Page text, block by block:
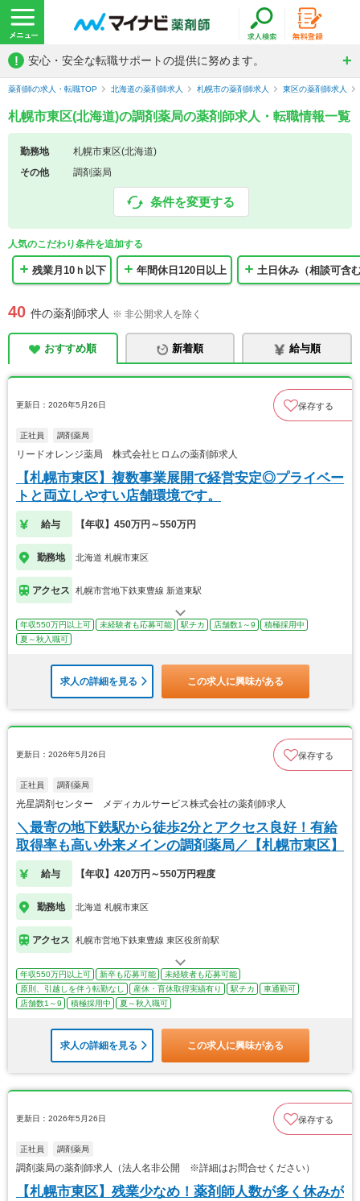
! 安心・安全な転職サポートの提供に努めます。
薬剤師の求人・転職TOP 北海道の薬剤師求人 札幌市の薬剤師求人 東区の薬剤師求人
札幌市東区(北海道)の調剤薬局の薬剤師求人・転職情報一覧
勤務地
札幌市東区(北海道)
その他
調剤薬局
条件を変更する
人気のこだわり条件を追加する
残業月10ｈ以下 年間休日120日以上 土日休み（相談可含
40 件の薬剤師求人 ※ 非公開求人を除く
おすすめ順 新着順 給与順
更新日：2026年5月26日 保存する
正社員 調剤薬局
リードオレンジ薬局 株式会社ヒロムの薬剤師求人
【札幌市東区】複数事業展開で経営安定◎プライベー
トと両立しやすい店舗環境です。
給与 【年収】450万円～550万円
勤務地 北海道 札幌市東区
アクセス 札幌市営地下鉄東豊線 新道東駅
年収550万円以上可 未経験者も応募可能 駅チカ 店舗数1～9
積極採用中
夏～秋入職可
求人の詳細を見る この求人に興味がある
更新日：2026年5月26日 保存する
正社員 調剤薬局
光星調剤センター メディカルサービス株式会社の薬剤師求人
＼最寄の地下鉄駅から徒歩2分とアクセス良好！有給
取得率も高い外来メインの調剤薬局／【札幌市東区】
給与 【年収】420万円～550万円程度
勤務地 北海道 札幌市東区
アクセス 札幌市営地下鉄東豊線 東区役所前駅
年収550万円以上可 新卒も応募可能
未経験者も応募可能
原則、引越しを伴う転勤なし
産休・育休取得実績有り 駅チカ
車通勤可
店舗数1～9
積極採用中 夏～秋入職可
求人の詳細を見る この求人に興味がある
更新日：2026年5月26日 保存する
正社員 調剤薬局
調剤薬局の薬剤師求人（法人名非公開 ※詳細はお問合せください）
【札幌市東区】残業少なめ！薬剤師人数が多く休みが